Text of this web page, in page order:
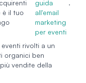
è il tuo
guida
all'email
marketing
per eventi
.
rivolti a un
organici ben
vendite della